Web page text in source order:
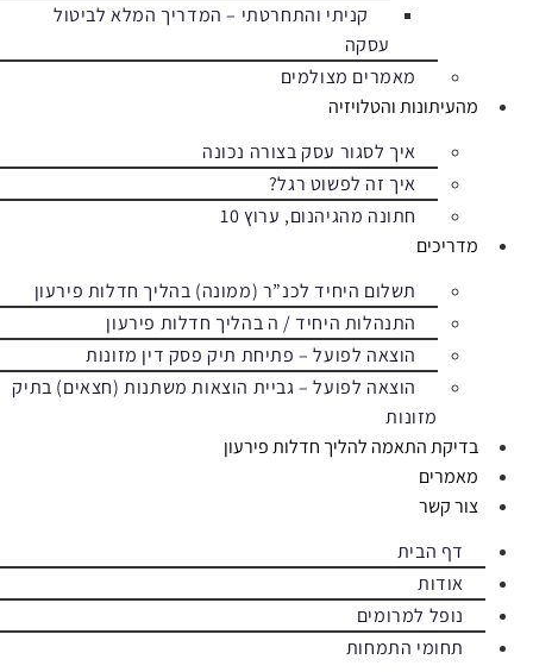
קניתי והתחרטתי – המדריך המלא לביטול
עסקה
מאמרים מצולמים
מהעיתונות והטלויזיה
איך לסגור עסק בצורה נכונה
איך זה לפשוט רגל?
חתונה מהגיהנום, ערוץ 10
מדריכים
תשלום היחיד לכנ”ר (ממונה) בהליך חדלות פירעון
התנהלות היחיד / ה בהליך חדלות פירעון
הוצאה לפועל – פתיחת תיק פסק דין מזונות
הוצאה לפועל – גביית הוצאות משתנות (חצאים) בתיק
מזונות
בדיקת התאמה להליך חדלות פירעון
מאמרים
צור קשר
דף הבית
אודות
נופל למרומים
תחומי התמחות